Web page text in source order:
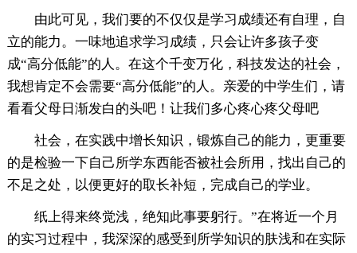
由此可见，我们要的不仅仅是学习成绩还有自理，自
立的能力。一味地追求学习成绩，只会让许多孩子变
成“高分低能”的人。在这个千变万化，科技发达的社会，
我想肯定不会需要“高分低能”的人。亲爱的中学生们，请
看看父母日渐发白的头吧！让我们多心疼心疼父母吧
社会，在实践中增长知识，锻炼自己的能力，更重要
的是检验一下自己所学东西能否被社会所用，找出自己的
不足之处，以便更好的取长补短，完成自己的学业。
纸上得来终觉浅，绝知此事要躬行。”在将近一个月
的实习过程中，我深深的感受到所学知识的肤浅和在实际